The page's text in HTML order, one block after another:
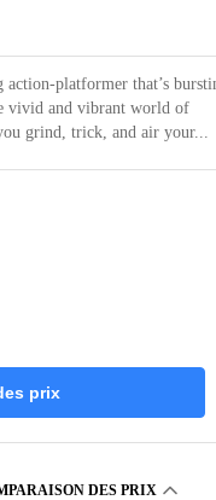
platformer that’s
vivid and vibrant world of
grind, trick, and air your...
prix
DES PRIX